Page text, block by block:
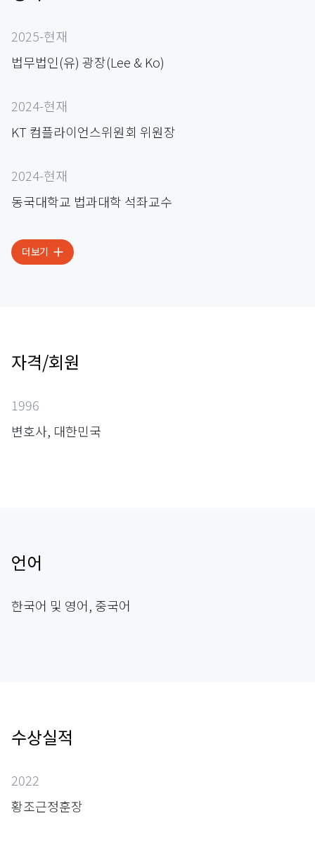
2025-현재
법무법인(유) 광장(Lee & Ko)
2024-현재
KT 컴플라이언스위원회 위원장
2024-현재
동국대학교 법과대학 석좌교수
더보기
자격/회원
1996
변호사, 대한민국
언어
한국어 및 영어, 중국어
수상실적
2022
황조근정훈장